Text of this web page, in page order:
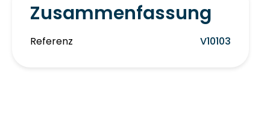
Zusammenfassung
Referenz V10103